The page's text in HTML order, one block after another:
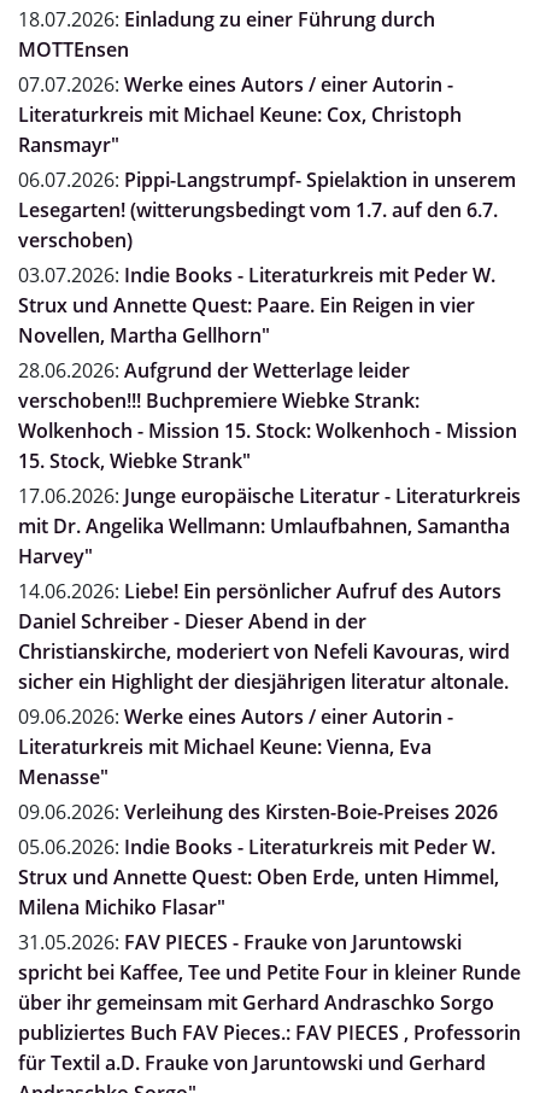
18.07.2026: Einladung zu einer Führung durch
MOTTEnsen
07.07.2026: Werke eines Autors / einer Autorin -
Literaturkreis mit Michael Keune: Cox, Christoph
Ransmayr"
06.07.2026: Pippi-Langstrumpf- Spielaktion in unserem
Lesegarten! (witterungsbedingt vom 1.7. auf den 6.7.
verschoben)
03.07.2026: Indie Books - Literaturkreis mit Peder W.
Strux und Annette Quest: Paare. Ein Reigen in vier
Novellen, Martha Gellhorn"
28.06.2026: Aufgrund der Wetterlage leider
verschoben!!! Buchpremiere Wiebke Strank:
Wolkenhoch - Mission 15. Stock: Wolkenhoch - Mission
15. Stock, Wiebke Strank"
17.06.2026: Junge europäische Literatur - Literaturkreis
mit Dr. Angelika Wellmann: Umlaufbahnen, Samantha
Harvey"
14.06.2026: Liebe! Ein persönlicher Aufruf des Autors
Daniel Schreiber - Dieser Abend in der
Christianskirche, moderiert von Nefeli Kavouras, wird
sicher ein Highlight der diesjährigen literatur altonale.
09.06.2026: Werke eines Autors / einer Autorin -
Literaturkreis mit Michael Keune: Vienna, Eva
Menasse"
09.06.2026: Verleihung des Kirsten-Boie-Preises 2026
05.06.2026: Indie Books - Literaturkreis mit Peder W.
Strux und Annette Quest: Oben Erde, unten Himmel,
Milena Michiko Flasar"
31.05.2026: FAV PIECES - Frauke von Jaruntowski
spricht bei Kaffee, Tee und Petite Four in kleiner Runde
über ihr gemeinsam mit Gerhard Andraschko Sorgo
publiziertes Buch FAV Pieces.: FAV PIECES , Professorin
für Textil a.D. Frauke von Jaruntowski und Gerhard